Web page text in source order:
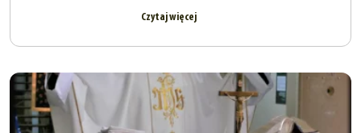
Czytaj więcej